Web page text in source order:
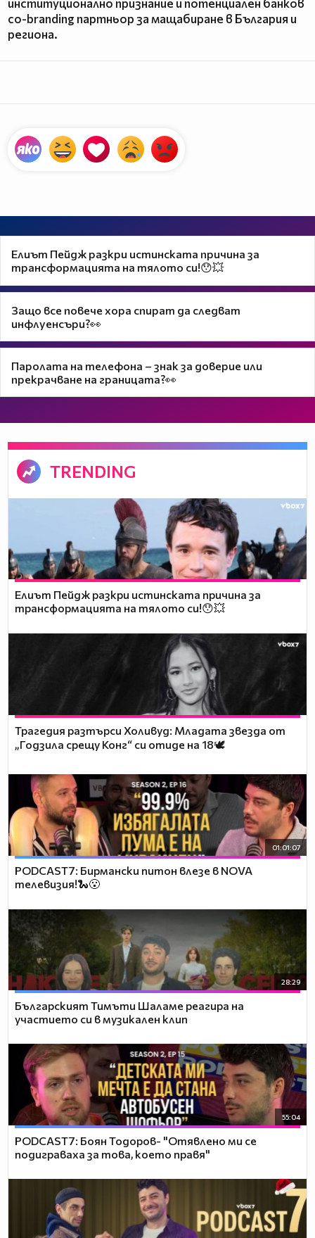
институционално признание и потенциален банков
co-branding партньор за мащабиране в България и
региона.
Елиът Пейдж разкри истинската причина за
трансформацията на тялото си!😯💥
Защо все повече хора спират да следват
инфлуенсъри?👀
Паролата на телефона – знак за доверие или
прекрачване на границата?👀
TRENDING
Елиът Пейдж разкри истинската причина за
трансформацията на тялото си!😯💥
Трагедия разтърси Холивуд: Младата звезда от
„Годзила срещу Конг“ си отиде на 18🕊️
01:01:07
PODCAST7: Бирмански питон влезе в NOVA
телевизия!🐍😮
28:29
Българският Тимъти Шаламе реагира на
участието си в музикален клип
55:04
PODCAST7: ‪Боян Тодоров- "Отявлено ми се
подиграваха за това, което правя"